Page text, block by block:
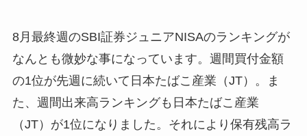
8月最終週のSBI証券ジュニアNISAのランキングが
なんとも微妙な事になっています。週間買付金額
の1位が先週に続いて日本たばこ産業（JT）。ま
た、週間出来高ランキングも日本たばこ産業
（JT）が1位になりました。それにより保有残高ラ